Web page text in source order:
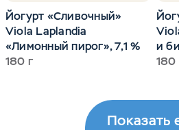
Йогурт «Сливочный»
Viola Laplandia
«Лимонный пирог», 7,1 %
180 г
и
180
Показать